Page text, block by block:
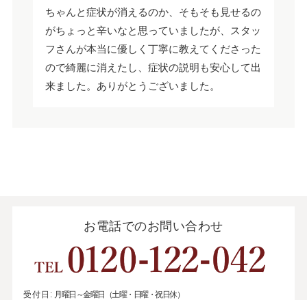
ちゃんと症状が消えるのか、そもそも見せるの
がちょっと辛いなと思っていましたが、スタッ
フさんが本当に優しく丁寧に教えてくださった
ので綺麗に消えたし、症状の説明も安心して出
来ました。ありがとうございました。
お電話でのお問い合わせ
受付日: 月曜日～金曜日（土曜・日曜・祝日休）